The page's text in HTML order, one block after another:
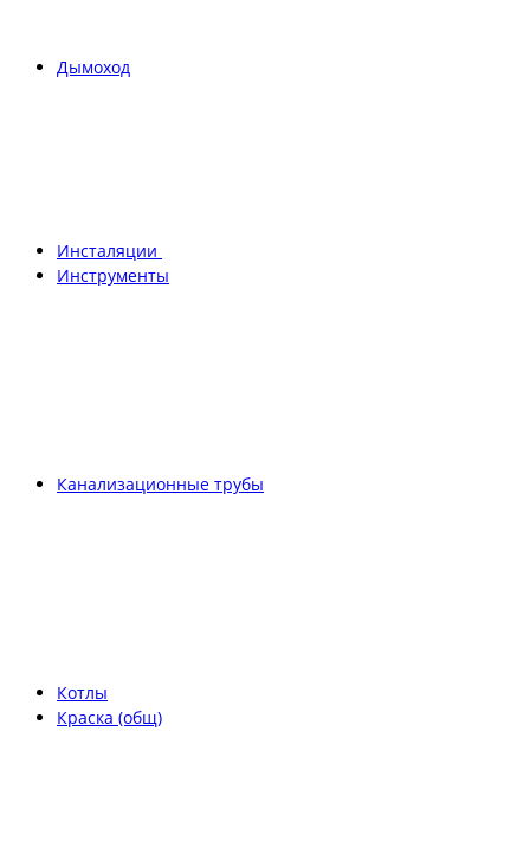
Дымоход
Инсталяции
Инструменты
Канализационные трубы
Котлы
Краска (общ)